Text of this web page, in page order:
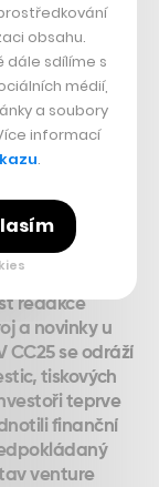
250 mil. Kč*
redakce
a novinky u
CC25 se odráží
tiskových
teprve
finanční
venture
obsahu.
dále sdílíme s
médií,
a soubory
informací
.